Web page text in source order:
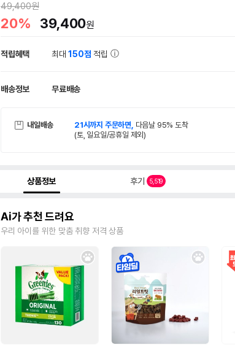
49,400원
20% 39,400원
적립혜택 최대150점 적립
배송정보 무료배송
내일배송 21시까지 주문하면, 다음날 95% 도착
(토, 일요일/공휴일 제외)
상품정보 후기 5,519
Ai가 추천 드려요
우리 아이를 위한 맞춤 취향 저격 상품